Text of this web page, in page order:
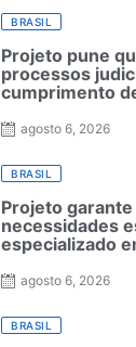
BRASIL
Projeto pune
processos
cumprimento
agosto 6, 2026
BRASIL
Projeto
necessidades
especializado
agosto 6, 2026
BRASIL